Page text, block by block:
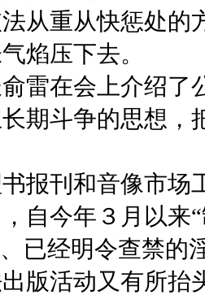
从重从快惩处的
焰压下去。
雷在会上介绍了
期斗争的思想，
报刊和音像市场
自今年３月以来
已经明令查禁
版活动又有所抬